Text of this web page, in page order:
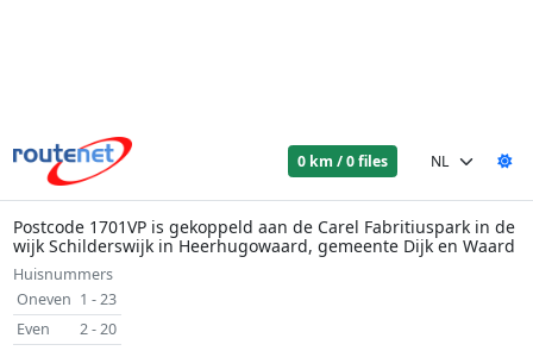
0 km / 0 files
Postcode 1701VP is gekoppeld aan de Carel Fabritiuspark in de
wijk Schilderswijk in Heerhugowaard, gemeente Dijk en Waard
Huisnummers
Oneven 1 - 23
Even
2 - 20